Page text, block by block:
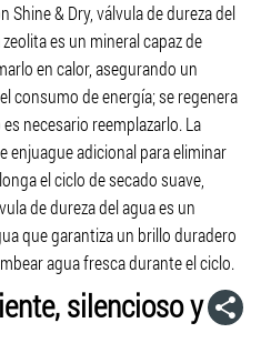
Shine & Dry, válvula de dureza del
es un mineral capaz de
en calor, asegurando un
consumo de energía; se regenera
necesario reemplazarlo. La
enjuague adicional para eliminar
el ciclo de secado suave,
de dureza del agua es un
que garantiza un brillo duradero
agua fresca durante el ciclo.
silencioso y